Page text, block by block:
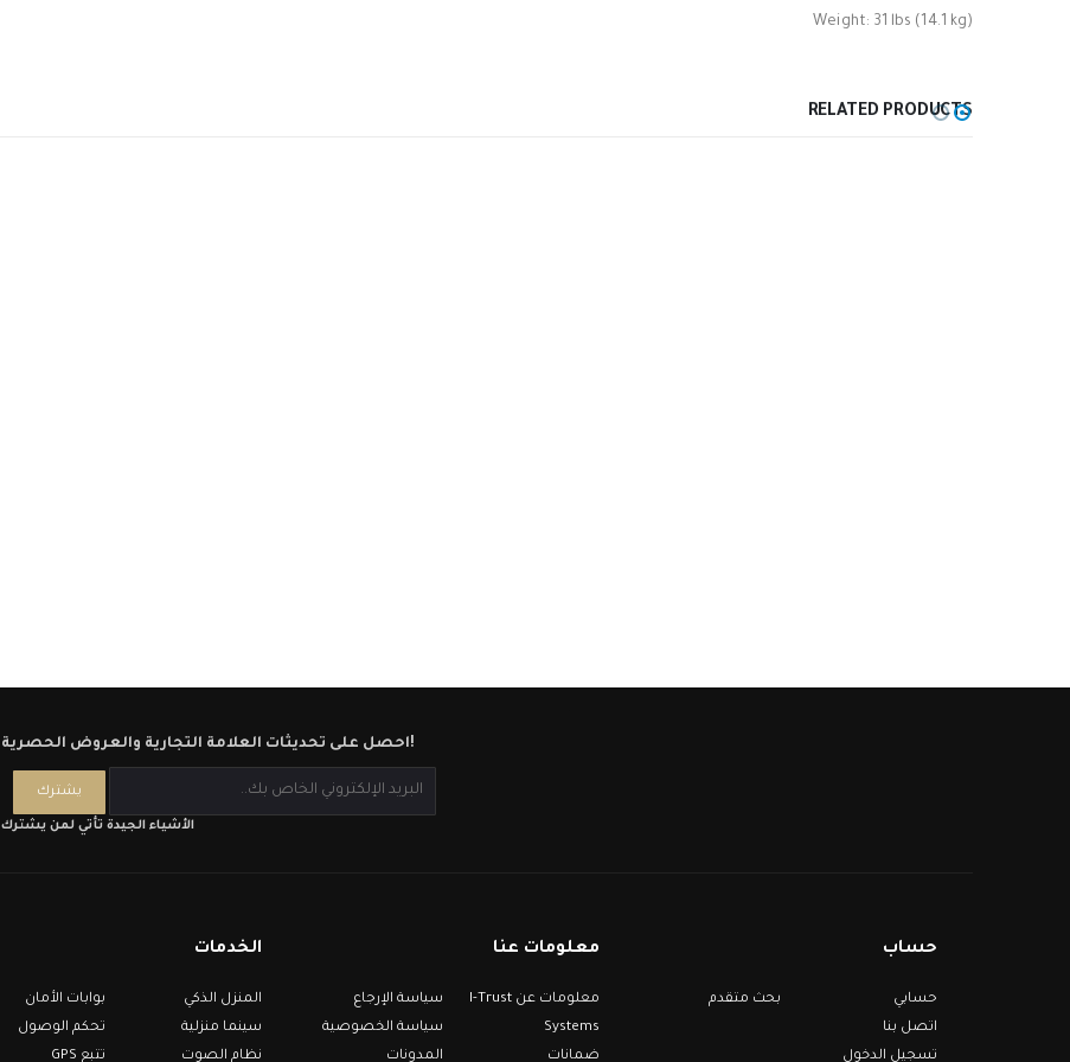
Weight: 31 lbs (14.1 kg)
RELATED PRODUCTS
احصل على تحديثات العلامة التجارية والعروض الحصرية!
الأشياء الجيدة تأتي لمن يشترك
حساب
حسابي
اتصل بنا
تسجيل الدخول
بحث متقدم
معلومات عنا
معلومات عن I-Trust
Systems
ضمانات
سياسة الإرجاع
سياسة الخصوصية
المدونات
الخدمات
المنزل الذكي
سينما منزلية
نظام الصوت
بوابات الأمان
تحكم الوصول
تتبع GPS